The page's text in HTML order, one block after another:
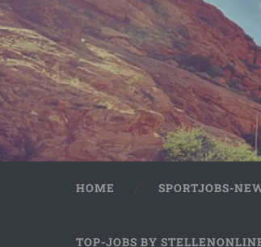
HOME SPORTJOBS-
TOP-JOBS BY